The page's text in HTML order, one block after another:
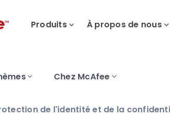
Produits À propos de nous
Chez McAfee
de l'identité et de la